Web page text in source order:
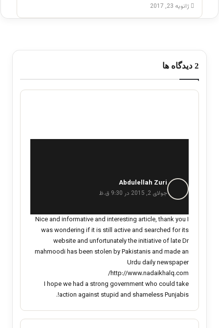
ژانویه 23, 2017
‫2 دیدگاه ها
Abdulellah Zuri
ف
:
جولای 2, 2015 در 9:30 ق.ظ
Nice and informative and interesting article, thank you I
was wondering if it is still active and searched for its
website and unfortunately the initiative of late Dr
mahmoodi has been stolen by Pakistanis and made an
Urdu daily newspaper
http://www.nadaikhalq.com/
I hope we had a strong government who could take
action against stupid and shameless Punjabis!.